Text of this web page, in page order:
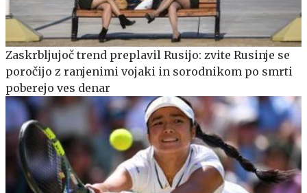
Zaskrbljujoč trend preplavil Rusijo: zvite Rusinje se
poročijo z ranjenimi vojaki in sorodnikom po smrti
poberejo ves denar